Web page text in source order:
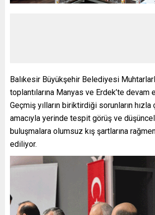
Balıkesir Büyükşehir Belediyesi
toplantılarına Manyas ve Erdek’te devam
Geçmiş yılların biriktirdiği sorunların
amacıyla yerinde tespit görüş ve
buluşmalara olumsuz kış şartlarına
ediliyor.